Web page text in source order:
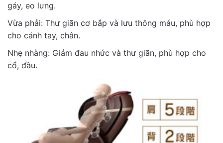
gáy, eo lưng.
Vừa phải: Thư giãn cơ bắp và lưu thông máu, phù hợp
cho cánh tay, chân.
Nhẹ nhàng: Giảm đau nhức và thư giãn, phù hợp cho
cổ, đầu.